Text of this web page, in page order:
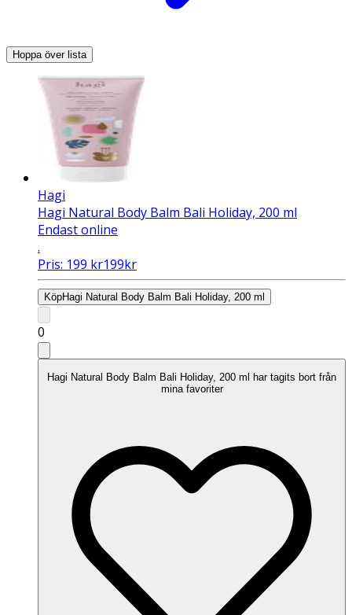
Hoppa över lista
Hagi
Hagi Natural Body Balm Bali Holiday, 200 ml
Endast online
.
Pris: 199 kr199kr
KöpHagi Natural Body Balm Bali Holiday, 200 ml
0
Hagi Natural Body Balm Bali Holiday, 200 ml har tagits bort från
mina favoriter